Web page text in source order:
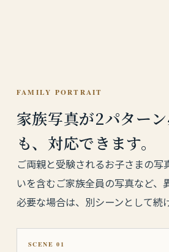
FAMILY PORTRAIT
家族写真が2パター
も、対応できます。
ご両親と受験されるお子さまの写
いを含むご家族全員の写真など、
必要な場合は、別シーンとして続
SCENE 01